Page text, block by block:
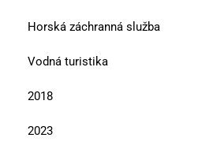
Horská záchranná služba
Vodná turistika
2018
2023